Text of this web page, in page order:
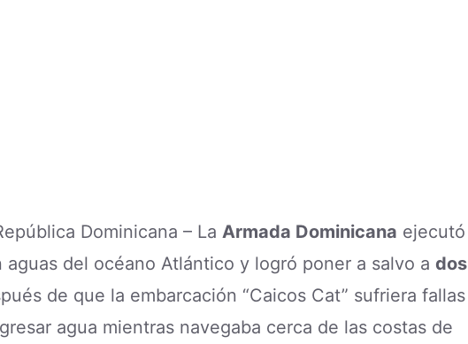
Dominicana – La Armada Dominicana ejecutó
del océano Atlántico y logró poner a salvo a dos
de que la embarcación “Caicos Cat” sufriera fallas
agua mientras navegaba cerca de las costas de